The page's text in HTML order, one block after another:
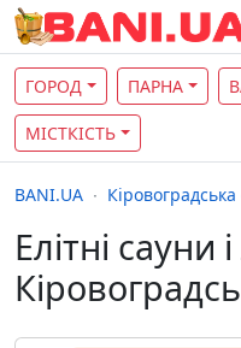
ГОРОД ПАРНА
МІСТКІСТЬ
BANI.UA
Елітні сауни